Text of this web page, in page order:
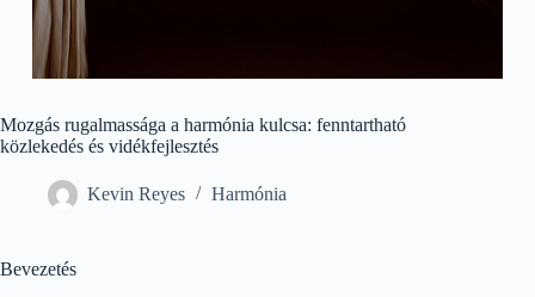
Mozgás rugalmassága a harmónia kulcsa: fenntartható
közlekedés és vidékfejlesztés
Kevin Reyes Harmónia
Bevezetés